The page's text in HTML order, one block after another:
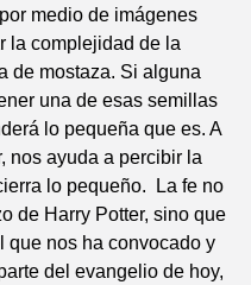
medio de imágenes
la complejidad de la
de mostaza. Si alguna
una de esas semillas
lo pequeña que es. A
nos ayuda a percibir la
lo pequeño. La fe no
de Harry Potter, sino que
que nos ha convocado y
del evangelio de hoy,